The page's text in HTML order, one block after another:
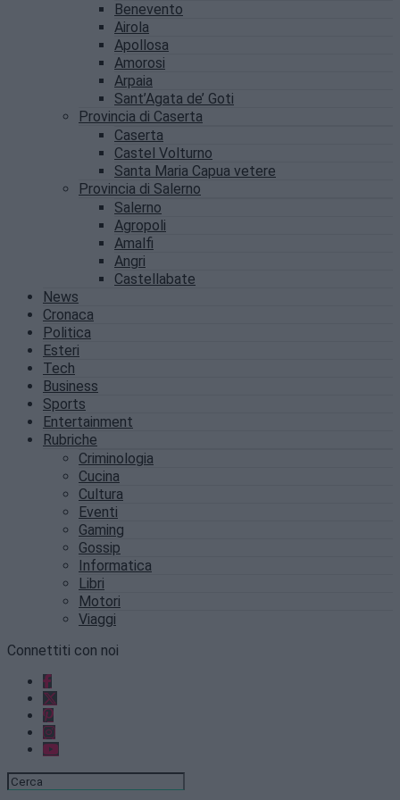
Benevento
Airola
Apollosa
Amorosi
Arpaia
Sant’Agata de’ Goti
Provincia di Caserta
Caserta
Castel Volturno
Santa Maria Capua vetere
Provincia di Salerno
Salerno
Agropoli
Amalfi
Angri
Castellabate
News
Cronaca
Politica
Esteri
Tech
Business
Sports
Entertainment
Rubriche
Criminologia
Cucina
Cultura
Eventi
Gaming
Gossip
Informatica
Libri
Motori
Viaggi
Connettiti con noi